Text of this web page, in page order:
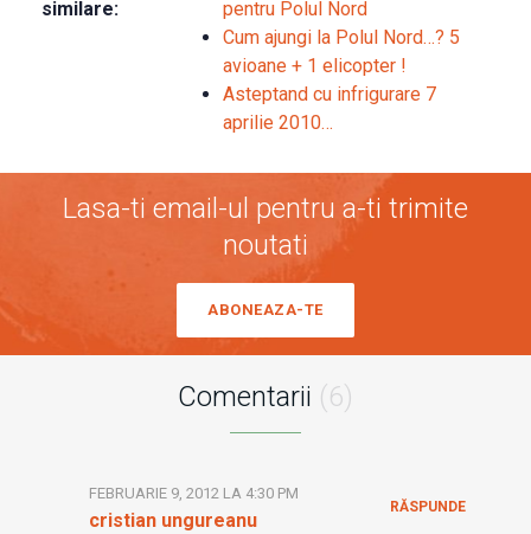
similare:
pentru Polul Nord
Cum ajungi la Polul Nord…? 5
avioane + 1 elicopter !
Asteptand cu infrigurare 7
aprilie 2010…
Lasa-ti email-ul pentru a-ti trimite
noutati
ABONEAZA-TE
Comentarii (6)
cristian ungureanu
FEBRUARIE 9, 2012 LA 4:30 PM
RĂSPUNDE